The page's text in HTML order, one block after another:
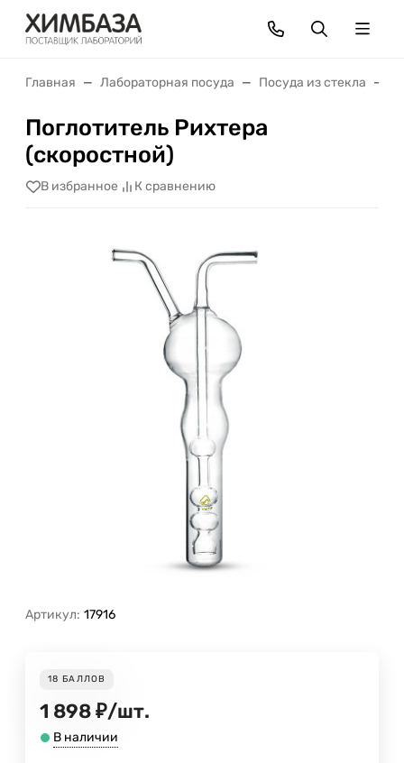
Главная Лабораторная посуда Посуда из стекла
Поглотитель Рихтера
(скоростной)
В избранное К сравнению
Артикул: 17916
18 БАЛЛОВ
1 898 ₽/шт.
В наличии